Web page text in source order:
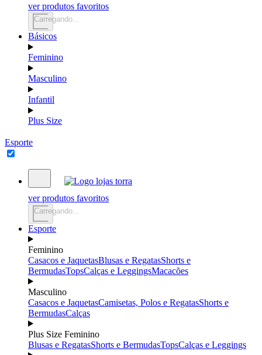
ver produtos favoritos
Carregando...
Básicos
Feminino
Masculino
Infantil
Plus Size
Esporte
ver produtos favoritos
Carregando...
Esporte
Feminino
Casacos e JaquetasBlusas e RegatasShorts e
BermudasTopsCalças e LeggingsMacacões
Masculino
Casacos e JaquetasCamisetas, Polos e RegatasShorts e
BermudasCalças
Plus Size Feminino
Blusas e RegatasShorts e BermudasTopsCalças e Leggings